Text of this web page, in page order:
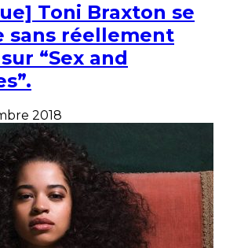
Toni Braxton se
sans réellement
“Sex and
2018